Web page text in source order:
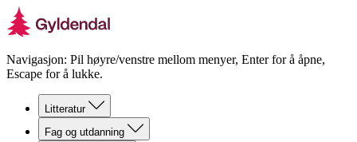
Navigasjon: Pil høyre/venstre mellom menyer, Enter for å åpne,
Escape for å lukke.
Litteratur
Fag og utdanning